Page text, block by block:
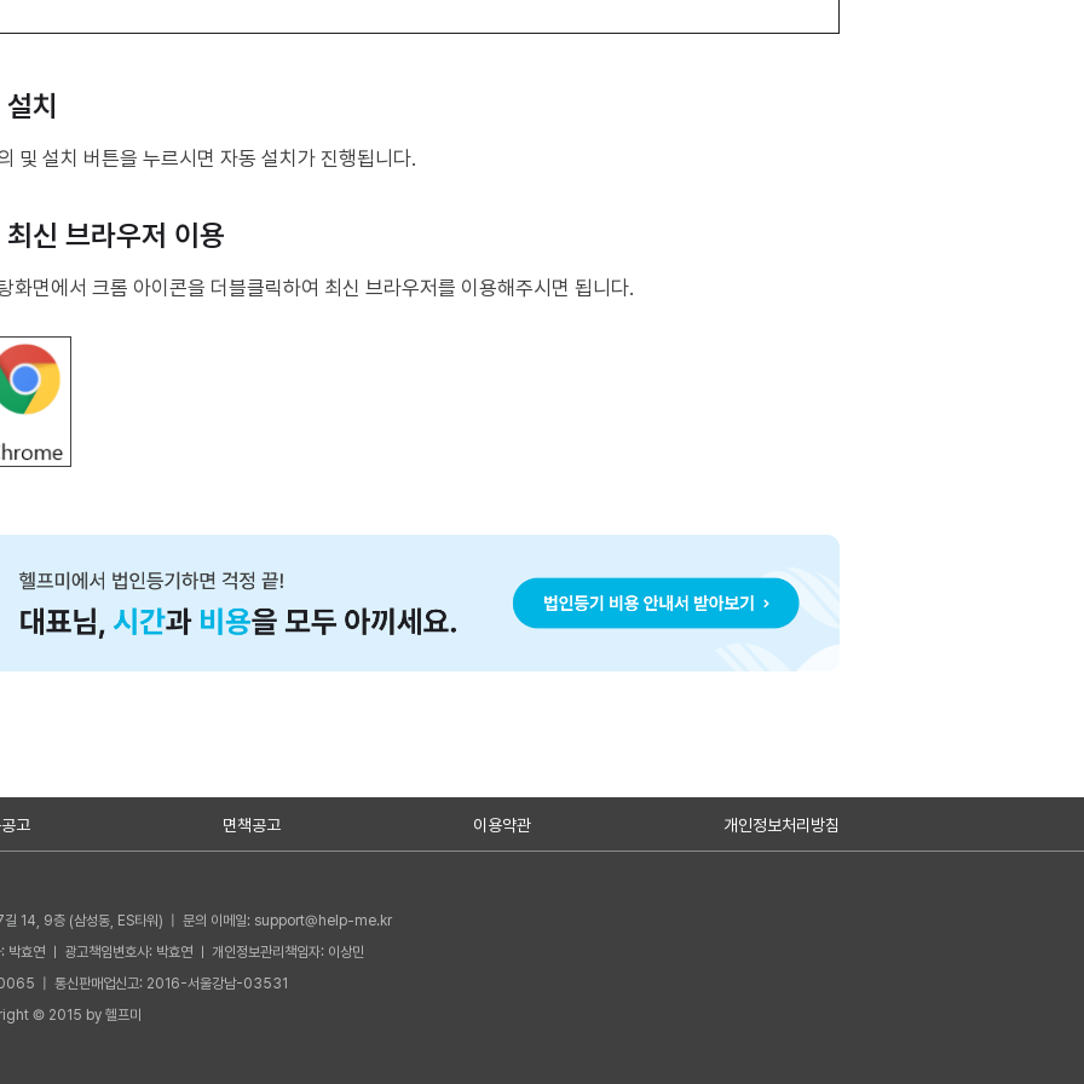
치
및 설치 버튼을 누르시면 자동 설치가 진행됩니다.
최신 브라우저 이용
화면에서 크롬 아이콘을 더블클릭하여 최신 브라우저를 이용해주시면 됩니다.
고 면책공고 이용약관 개인정보처리방침
14, 9층 (삼성동, ES타워)
문의 이메일: support@help-me.kr
박효연 ㅣ 광고책임변호사: 박효연 ㅣ 개인정보관리책임자: 이상민
통신판매업신고: 2016-서울강남-03531
© 2015 by 헬프미